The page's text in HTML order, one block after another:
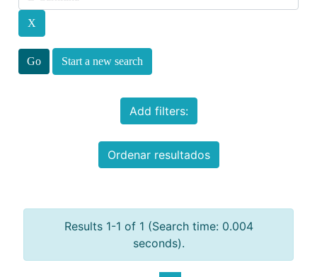
Start a new search
Add filters:
Ordenar resultados
Results 1-1 of 1 (Search time: 0.004
seconds).